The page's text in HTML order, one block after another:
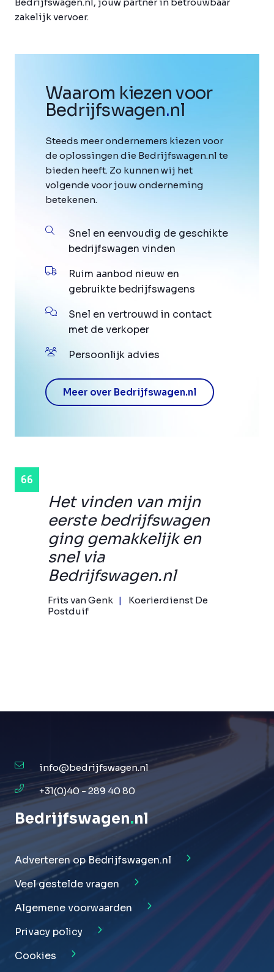
zakelijk vervoer.
Het vinden van mijn
eerste bedrijfswagen
ging gemakkelijk en
snel via
Bedrijfswagen.nl
Frits van Genk
Koerierdienst De
Postduif
Waarom kiezen voor
Bedrijfswagen.nl
Steeds meer ondernemers kiezen voor
de oplossingen die Bedrijfswagen.nl te
bieden heeft. Zo kunnen wij het
volgende voor jouw onderneming
betekenen.
Snel en eenvoudig de geschikte
bedrijfswagen vinden
Ruim aanbod nieuw en
gebruikte bedrijfswagens
Snel en vertrouwd in contact
met de verkoper
Persoonlijk advies
Meer over Bedrijfswagen.nl
info@bedrijfswagen.nl
+31(0)40 - 289 40 80
Bedrijfswagen.nl
Adverteren op Bedrijfswagen.nl
Veel gestelde vragen
Algemene voorwaarden
Privacy policy
Cookies